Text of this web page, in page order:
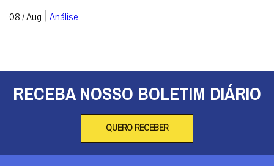
08 / Aug | Análise
RECEBA NOSSO BOLETIM DIÁRIO
QUERO RECEBER